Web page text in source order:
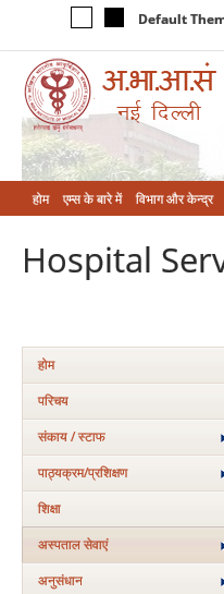
Default
होम एम्‍स के बारे में विभाग और केन्‍द्र
Hospital
होम
परिचय
संकाय / स्टाफ
पाठ्यक्रम/प्रशिक्षण
शिक्षा
अस्‍पताल सेवाएं
अनुसंधान